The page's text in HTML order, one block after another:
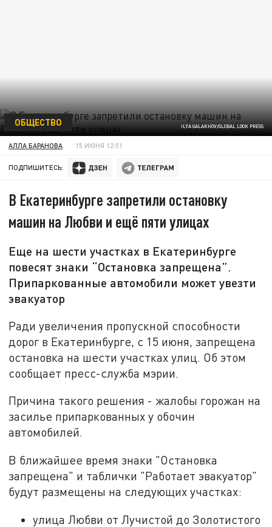
ILYA GALAKHOV/GLOBAL LOOK PRESS
ОБЩЕСТВО
АЛЛА БАРАНОВА 15 ИЮНЯ 12:51
ПОДПИШИТЕСЬ:
В Екатеринбурге запретили остановку
машин на Любви и ещё пяти улицах
Еще на шести участках в Екатеринбурге
повесят знаки “Остановка запрещена”.
Припаркованные автомобили может увезти
эвакуатор
Ради увеличения пропускной способности
дорог в Екатеринбурге, с 15 июня, запрещена
остановка на шести участках улиц. Об этом
сообщает пресс-служба мэрии.
Причина такого решения - жалобы горожан на
засилье припаркованных у обочин
автомобилей.
В ближайшее время знаки "Остановка
запрещена" и таблички "Работает эвакуатор"
будут размещены на следующих участках:
улица Любви от Лучистой до Золотистого